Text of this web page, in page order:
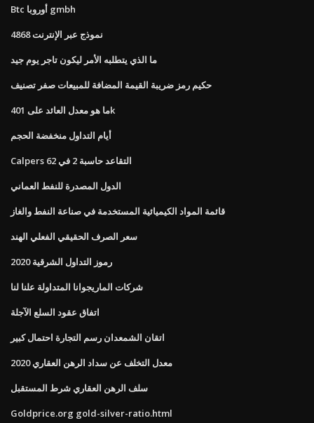
Btc أوروبا gmbh
4868 نموذج عبر الإنترنت
ما الذي يتطلبه الأمر ليكون تاجر يوم جيد
حكيم رمز ضريبة القيمة المضافة للمبيعات صفر تصنيف
ما هو معدل العائد على 401k
أيام التداول منخفضة الحجم
Calpers التقاعد حاسبة 2 في 62
الدول المصدرة للنفط العماني
قائمة المواد الكيميائية المستخدمة في صناعة النفط والغاز
سعر الصرف الحقيقي الفعلي الهند
رموز التداول الشرقية 2020
شركات الماريجوانا المتداولة علنا ​​لنا
اتفاق عقود السلع الآجلة
اتقان الشمعدان رسم التجارة احتمال كبير
معدل التخلف عن سداد الرهن العقاري 2020
سلف الرهن العقاري شرط المستقبل
Goldprice.org gold-silver-ratio.html